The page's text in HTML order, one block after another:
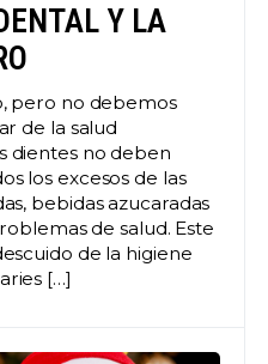
Y LA
pero no debemos
de la salud
dientes no deben
los excesos de las
bebidas azucaradas
de salud. Este
de la higiene
[…]